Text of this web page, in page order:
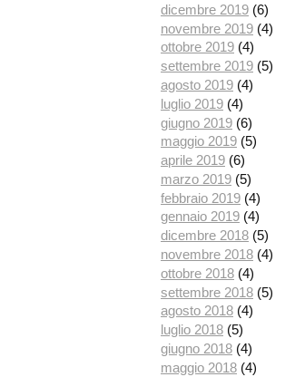
dicembre 2019 (6)
novembre 2019 (4)
ottobre 2019 (4)
settembre 2019 (5)
agosto 2019 (4)
luglio 2019 (4)
giugno 2019 (6)
maggio 2019 (5)
aprile 2019 (6)
marzo 2019 (5)
febbraio 2019 (4)
gennaio 2019 (4)
dicembre 2018 (5)
novembre 2018 (4)
ottobre 2018 (4)
settembre 2018 (5)
agosto 2018 (4)
luglio 2018 (5)
giugno 2018 (4)
maggio 2018 (4)